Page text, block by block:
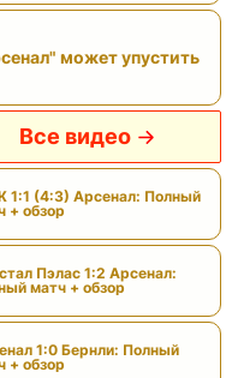
может упустить
Все видео
1:1 (4:3) Арсенал: Полный
+ обзор
Пэлас 1:2 Арсенал:
матч + обзор
1:0 Бернли: Полный
+ обзор